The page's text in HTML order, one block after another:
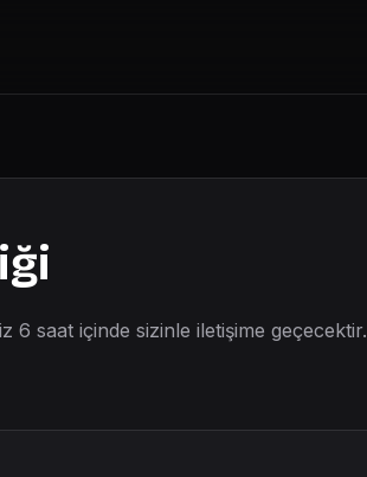
6 saat içinde sizinle iletişime geçecektir.